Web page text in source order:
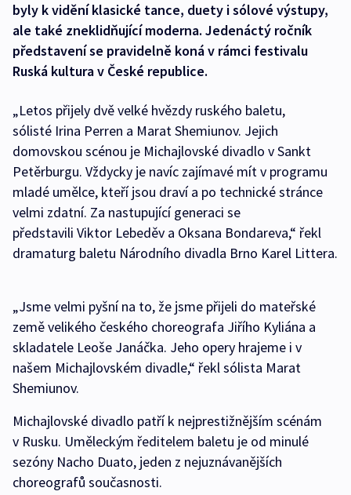
byly k vidění klasické tance, duety i sólové výstupy,
ale také zneklidňující moderna. Jedenáctý ročník
představení se pravidelně koná v rámci festivalu
Ruská kultura v České republice.
„Letos přijely dvě velké hvězdy ruského baletu,
sólisté Irina Perren a Marat Shemiunov. Jejich
domovskou scénou je Michajlovské divadlo v Sankt
Petěrburgu. Vždycky je navíc zajímavé mít v programu
mladé umělce, kteří jsou draví a po technické stránce
velmi zdatní. Za nastupující generaci se
představili Viktor Lebeděv a Oksana Bondareva,“ řekl
dramaturg baletu Národního divadla Brno Karel Littera.
„Jsme velmi pyšní na to, že jsme přijeli do mateřské
země velikého českého choreografa Jiřího Kyliána a
skladatele Leoše Janáčka. Jeho opery hrajeme i v
našem Michajlovském divadle,“ řekl sólista Marat
Shemiunov.
Michajlovské divadlo patří k nejprestižnějším scénám
v Rusku. Uměleckým ředitelem baletu je od minulé
sezóny Nacho Duato, jeden z nejuznávanějších
choreografů současnosti.